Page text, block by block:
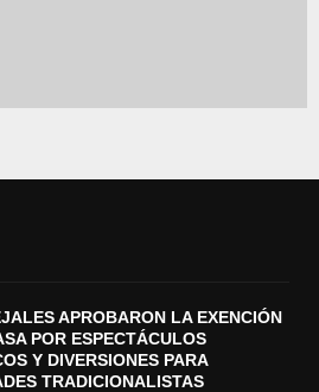
APROBARON LA EXENCIÓN
POR ESPECTÁCULOS
Y DIVERSIONES PARA
TRADICIONALISTAS